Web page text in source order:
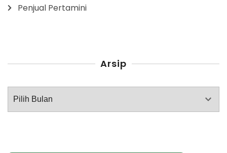
Penjual Pertamini
Arsip
Arsip